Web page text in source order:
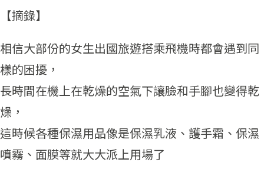
【摘錄】
相信大部份的女生出國旅遊搭乘飛機時都會遇到同
樣的困擾，
長時間在機上在乾燥的空氣下讓臉和手腳也變得乾
燥，
這時候各種保濕用品像是保濕乳液、護手霜、保濕
噴霧、面膜等就大大派上用場了